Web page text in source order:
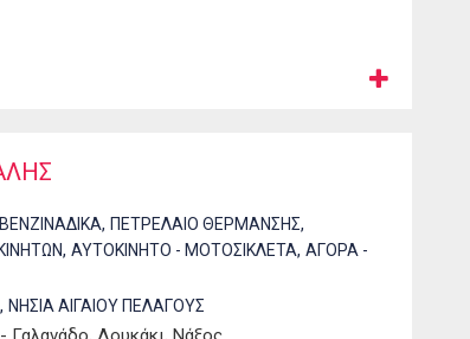
, ΠΕΤΡΕΛΑΙΟ ΘΕΡΜΑΝΣΗΣ,
, ΑΥΤΟΚΙΝΗΤΟ - ΜΟΤΟΣΙΚΛΕΤΑ, ΑΓΟΡΑ -
, ΝΗΣΙΑ ΑΙΓΑΙΟΥ ΠΕΛΑΓΟΥΣ